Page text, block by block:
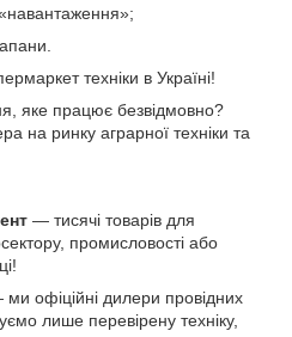
техніки в Україні!
яке працює безвідмовно?
на ринку аграрної техніки та
— тисячі товарів для
промисловості або
офіційні дилери провідних
лише перевірену техніку,